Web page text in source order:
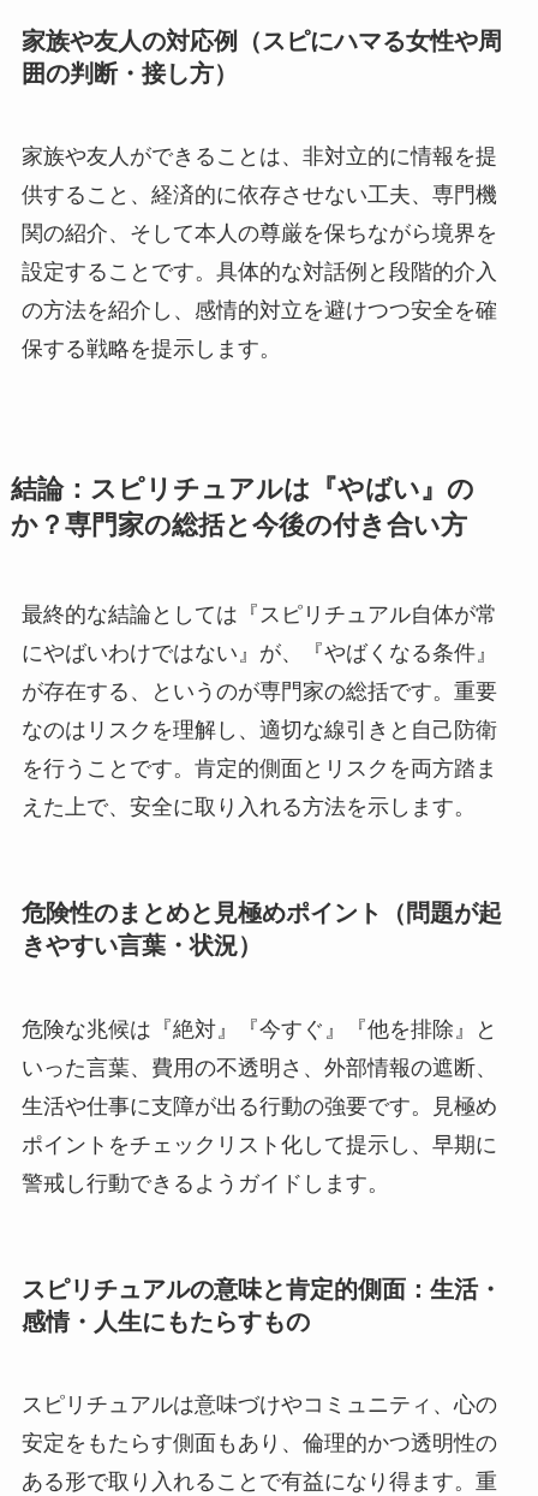
家族や友人の対応例（スピにハマる女性や周
囲の判断・接し方）
家族や友人ができることは、非対立的に情報を提
供すること、経済的に依存させない工夫、専門機
関の紹介、そして本人の尊厳を保ちながら境界を
設定することです。具体的な対話例と段階的介入
の方法を紹介し、感情的対立を避けつつ安全を確
保する戦略を提示します。
結論：スピリチュアルは『やばい』の
か？専門家の総括と今後の付き合い方
最終的な結論としては『スピリチュアル自体が常
にやばいわけではない』が、『やばくなる条件』
が存在する、というのが専門家の総括です。重要
なのはリスクを理解し、適切な線引きと自己防衛
を行うことです。肯定的側面とリスクを両方踏ま
えた上で、安全に取り入れる方法を示します。
危険性のまとめと見極めポイント（問題が起
きやすい言葉・状況）
危険な兆候は『絶対』『今すぐ』『他を排除』と
いった言葉、費用の不透明さ、外部情報の遮断、
生活や仕事に支障が出る行動の強要です。見極め
ポイントをチェックリスト化して提示し、早期に
警戒し行動できるようガイドします。
スピリチュアルの意味と肯定的側面：生活・
感情・人生にもたらすもの
スピリチュアルは意味づけやコミュニティ、心の
安定をもたらす側面もあり、倫理的かつ透明性の
ある形で取り入れることで有益になり得ます。重